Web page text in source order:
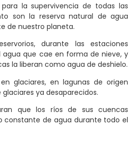
la supervivencia de todas las
son la reserva natural de agua
de nuestro planeta.
durante las estaciones
agua que cae en forma de nieve, y
la liberan como agua de deshielo.
glaciares, en lagunas de origen
ya desaparecidos.
que los ríos de sus cuencas
constante de agua durante todo el